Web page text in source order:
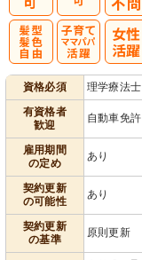
資格必須
理学療法士
有資格者
歓迎
自動車免許
雇用期間
の定め
あり
契約更新
の可能性
あり
契約更新
の基準
原則更新